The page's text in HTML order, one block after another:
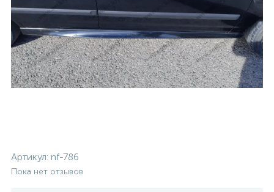
Артикул: nf-786
Пока нет отзывов